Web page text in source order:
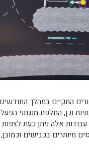
התקיים במהלך
וכן, החלפת מנגנוני
אלה ניתן כעת
מיותרים בכבישים